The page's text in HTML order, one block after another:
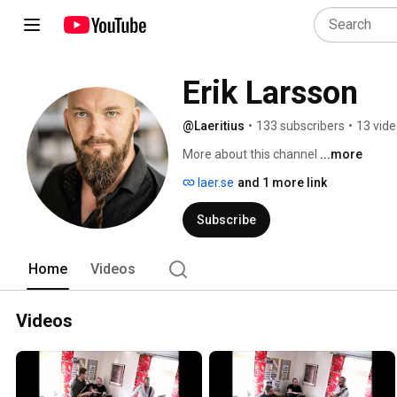
Erik Larsson
@Laeritius • 133 subscribers • 13
More about this channel ...more
laer.se and 1 more link
Subscribe
Home Videos
Videos